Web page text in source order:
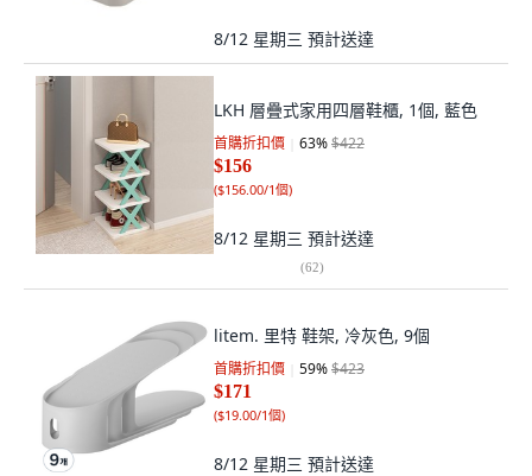
8/12 星期三 預計送達
LKH 層疊式家用四層鞋櫃, 1個, 藍色
首購折扣價 63%$422
$156
($156.00/1個)
8/12 星期三 預計送達
(62)
litem. 里特 鞋架, 冷灰色, 9個
首購折扣價 59%$423
$171
($19.00/1個)
8/12 星期三 預計送達